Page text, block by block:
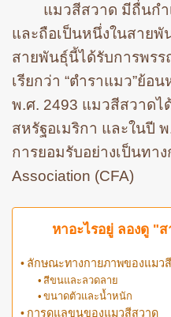
แมวสีสวาด มีถื่นกำ
และถือเป็นหนึ่งในสาย
สายพันธุ์นี้ได้รับการพร
เรียกว่า “ตำราแมว”ย้อ
พ.ศ. 2493 แมวสีสวาดไ
สหรัฐอเมริกา และในปี
การยอมรับอย่างเป็นทาง
Association (CFA)
หาอะไรอยู่ ลองดู "
ลักษณะทางกายภาพของแมว
สีขนและลวดลาย
ขนาดตัวและน้ำหนัก
การดูแลขนของแมวสีสวาด